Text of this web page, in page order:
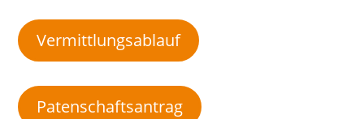
Vermittlungsablauf
Patenschaftsantrag